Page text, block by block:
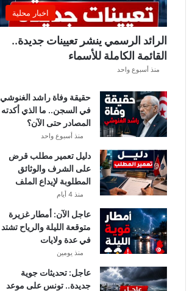
اخبار محلية
الرائد الرسمي ينشر تعيينات جديدة..
القائمة الكاملة للأسماء
منذ أسبوع واحد
حقيقة وفاة راشد الغنوشي
في السجن.. ما الذي أكدته
المصادر حتى الآن؟
منذ أسبوع واحد
دليل تعمير مطلب قرض
على الشرف والوثائق
المطلوبة لإيداع الملف
منذ 4 أيام
عاجل الآن: أمطار غزيرة
متوقعة الليلة والرياح تشتد
في عدة ولايات
منذ يومين
عاجل: تحديثات جوية
جديدة.. تونس على موعد